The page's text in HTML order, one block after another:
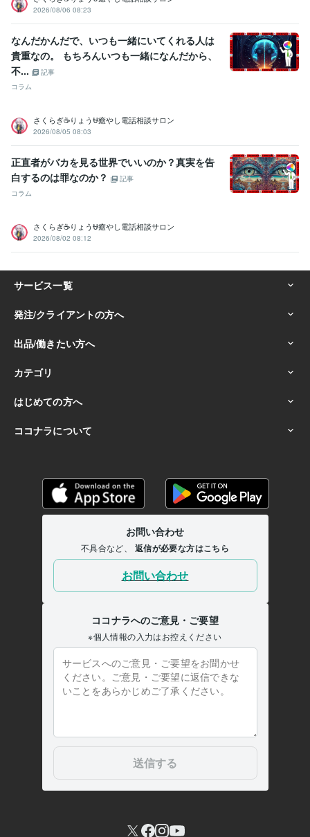
2026/08/06 08:23
なんだかんだで、いつも一緒にいてくれる人は
貴重なの。 もちろんいつも一緒になんだから、
不...
記事
コラム
さくらぎ☕りょう⛎癒やし電話相談サロン
2026/08/05 08:03
正直者がバカを見る世界でいいのか？真実を告
白するのは罪なのか？
記事
コラム
さくらぎ☕りょう⛎癒やし電話相談サロン
2026/08/02 08:12